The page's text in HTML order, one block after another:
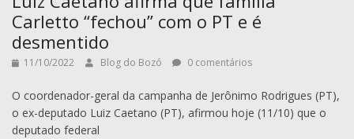
Carletto “fechou” com o PT e é
desmentido
11/10/2022 Blog do Bozó 0 comentários
O coordenador-geral da campanha de Jerônimo Rodrigues (PT),
o ex-deputado Luiz Caetano (PT), afirmou hoje (11/10) que o
deputado federal